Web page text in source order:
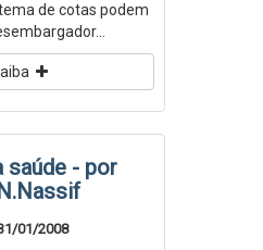
de cotas podem
saúde - por
01/2008